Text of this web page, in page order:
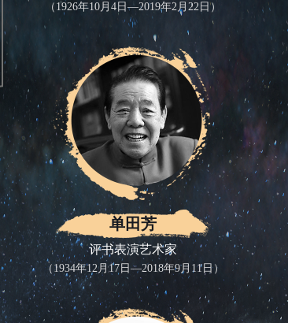
（1926年10月4日—2019年2月22日）
单田芳
评书表演艺术家
（1934年12月17日—2018年9月11日）